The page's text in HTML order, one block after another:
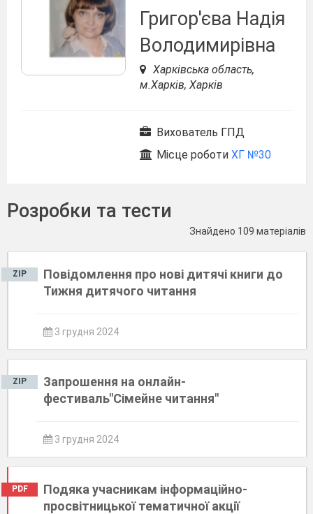
Григор'єва Надія
Володимирівна
Харківська область,
м.Харків, Харків
Вихователь ГПД
Місце роботи ХГ №30
Розробки та тести
Знайдено 109 матеріалів
ZIP
Повідомлення про нові дитячі книги до
Тижня дитячого читання
3 грудня 2024
ZIP
Запрошення на онлайн-
фестиваль"Сімейне читання"
3 грудня 2024
PDF
Подяка учасникам інформаційно-
просвітницької тематичної акції